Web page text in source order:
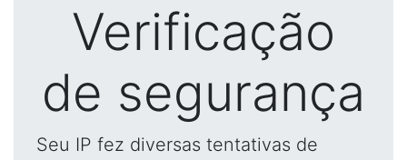
Verificação
de segurança
Seu IP fez diversas tentativas de